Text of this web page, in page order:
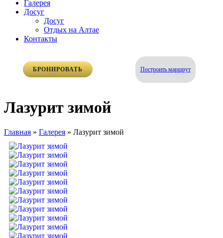
Галерея
Досуг
Досуг
Отдых на Алтае
Контакты
БРОНИРОВАТЬ Построить маршрут
Лазурит зимой
Главная » Галерея » Лазурит зимой